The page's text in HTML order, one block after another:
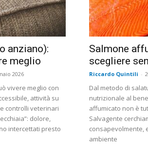
anziano):
meglio
2026
vivere meglio con
attività su
controlli veterinari
dolore,
intercettati presto
Salmone
scegliere
Riccardo Quintili -
Dal metodo di
nutrizionale al
affumicato non è
Salvagente
consapevolmente,
ambiente